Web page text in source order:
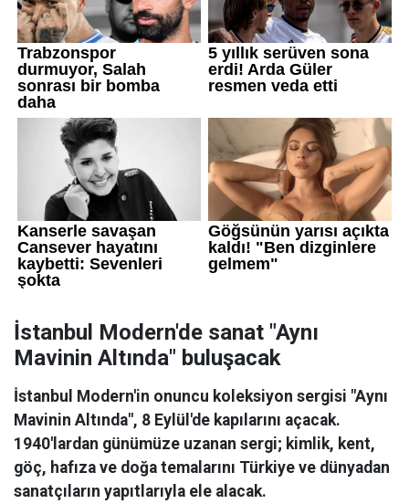
İstanbul Modern'de sanat "Aynı
Mavinin Altında" buluşacak
İstanbul Modern'in onuncu koleksiyon sergisi "Aynı
Mavinin Altında", 8 Eylül'de kapılarını açacak.
1940'lardan günümüze uzanan sergi; kimlik, kent,
göç, hafıza ve doğa temalarını Türkiye ve dünyadan
sanatçıların yapıtlarıyla ele alacak.